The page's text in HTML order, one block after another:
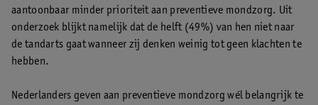
aantoonbaar minder prioriteit aan preventieve mondzorg. Uit
onderzoek blijkt namelijk dat de helft (49%) van hen niet naar
de tandarts gaat wanneer zij denken weinig tot geen klachten te
hebben.
Nederlanders geven aan preventieve mondzorg wél belangrijk te